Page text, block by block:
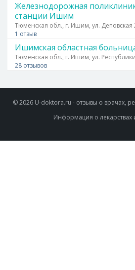
Железнодорожная
станции Ишим
Тюменская обл., г. Ишим, ул. Деповская
1 отзыв
Ишимская областная
Тюменская обл., г. Ишим, ул.
28 отзывов
© 2026 U-doktora.ru - отзывы о врачах,
Информация о лекарствах